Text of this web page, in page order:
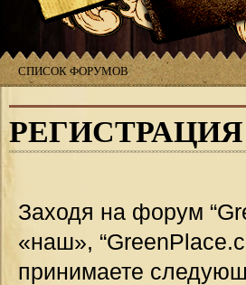
СПИСОК ФОРУМОВ
РЕГИСТРАЦИЯ
Заходя на форум
«наш»,
принимаете